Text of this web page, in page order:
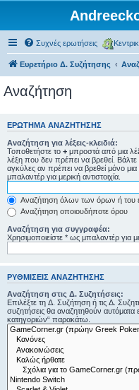
Συχνές ερωτήσεις
Ευρετήριο Δ. Συζήτησης
Αναζήτηση
ΕΡΏΤΗΜΑ ΑΝΑΖΉΤΗΣΗΣ
Αναζήτηση για λέξεις-κλειδιά:
Τοποθετήστε το + μπροστά από μια
λέξη που δεν πρέπει να βρεθεί. Βάλτε
αγκύλες αν πρέπει να βρεθεί μόνο μια
μπαλαντέρ για μερική αντιστοιχία.
Αναζήτηση όλων των όρων ή του
Αναζήτηση οποιουδήποτε όρου
Αναζήτηση για συγγραφέα:
Χρησιμοποιείστε * ως μπαλαντέρ για
ΡΥΘΜΊΣΕΙΣ ΑΝΑΖΉΤΗΣΗΣ
Αναζήτηση στις Δ. Συζητήσεις:
Επιλέξτε τη Δ. Συζήτηση ή τις Δ.
συζητήσεις θα αναζητηθούν
κατηγοριών“ παρακάτω.